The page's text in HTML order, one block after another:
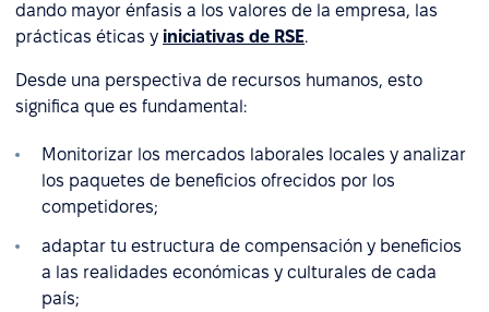
dando mayor énfasis a los valores de la empresa, las
prácticas éticas y iniciativas de RSE.
Desde una perspectiva de recursos humanos, esto
significa que es fundamental:
Monitorizar los mercados laborales locales y analizar
los paquetes de beneficios ofrecidos por los
competidores;
adaptar tu estructura de compensación y beneficios
a las realidades económicas y culturales de cada
país;